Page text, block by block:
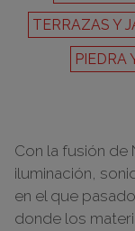
TERRAZAS Y
PIEDRA
Con la fusión de
iluminación,
en el que
donde los